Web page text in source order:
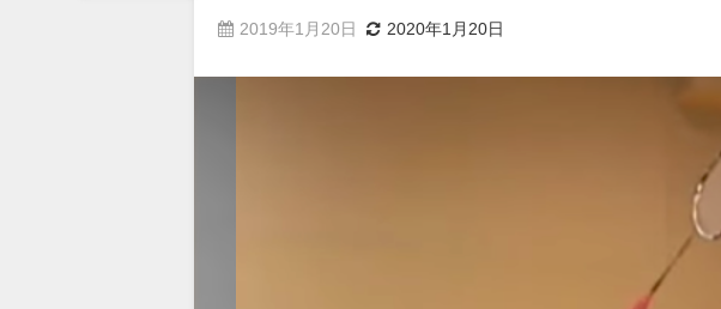
2019年1月20日 2020年1月20日